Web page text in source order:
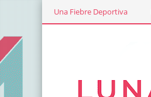
Una Fiebre Deportiva